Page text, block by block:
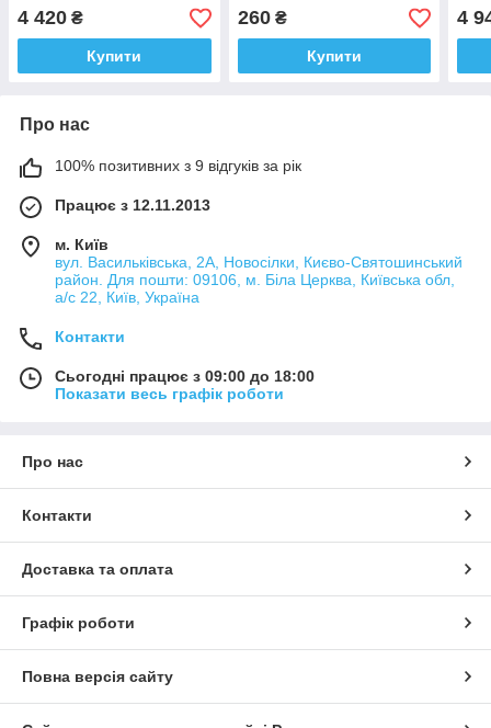
4 420 ₴
Купити
260₴
Купити
4
Про нас
100% позитивних з 9 відгуків за рік
Працює з 12.11.2013
м. Київ
вул. Васильківська, 2А, Новосілки, Києво-Святошинський
район. Для пошти: 09106, м. Біла Церква, Київська обл,
а/с 22, Київ, Україна
Контакти
Сьогодні працює з 09:00 до 18:00
Показати весь графік роботи
Про нас
Контакти
Доставка та оплата
Графік роботи
Повна версія сайту